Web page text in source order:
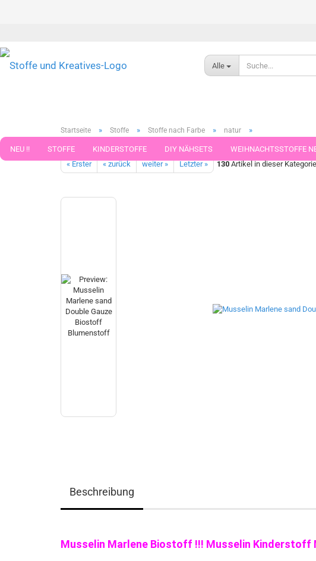
Alle
NEU !! STOFFE KINDERSTOFFE DIY NÄHSETS WEIHNACHTSSTOFFE
WEBBAND WEBBÄNDER NÄHZUBEHÖR WOLLE UND ZUBEHÖR
Startseite » Stoffe » Stoffe nach Farbe » natur »
« Erster « zurück weiter » Letzter » 130 Artikel in dieser Kategorie
Beschreibung
Musselin Marlene Biostoff !!! Musselin Kinderstoff